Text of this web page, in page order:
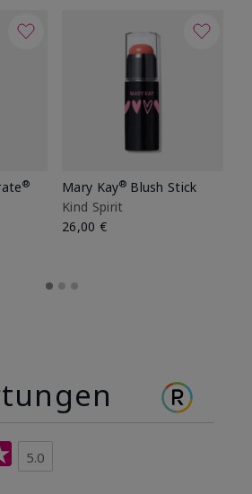
® Mary Kay®Blush Stick
Kind Spirit
26,00 €
5.0